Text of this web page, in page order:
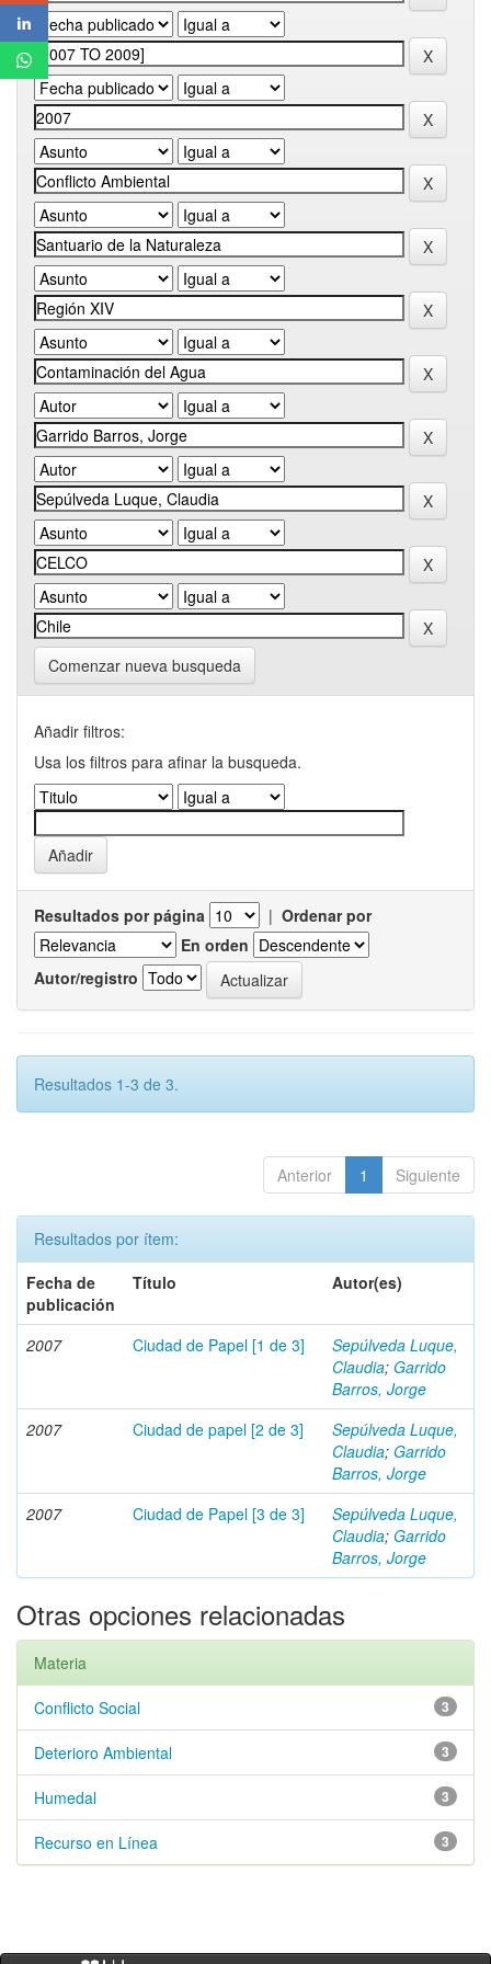
Comenzar nueva busqueda
Añadir filtros:
Usa los filtros para afinar la busqueda.
Resultados por página | Ordenar por
En orden
Autor/registro
Resultados 1-3 de 3.
Anterior 1 Siguiente
Resultados por ítem:
Fecha de
publicación
Título Autor(es)
2007 Ciudad de Papel [1 de 3]
Sepúlveda Luque,
Claudia; Garrido
Barros, Jorge
2007
Ciudad de papel [2 de 3]
Sepúlveda Luque,
Claudia; Garrido
Barros, Jorge
2007
Ciudad de Papel [3 de 3]
Sepúlveda Luque,
Claudia; Garrido
Barros, Jorge
Otras opciones relacionadas
Materia
3
Conflicto Social
3
Deterioro Ambiental
3
Humedal
3
Recurso en Línea